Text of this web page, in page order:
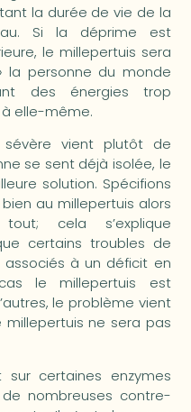
la durée de vie de la
Si la déprime est
le millepertuis sera
la personne du monde
des énergies trop
elle-même.
vient plutôt de
se sent déjà isolée, le
solution. Spécifions
au millepertuis alors
cela s’explique
certains troubles de
associés à un déficit en
le millepertuis est
le problème vient
millepertuis ne sera pas
sur certaines enzymes
nombreuses contre-